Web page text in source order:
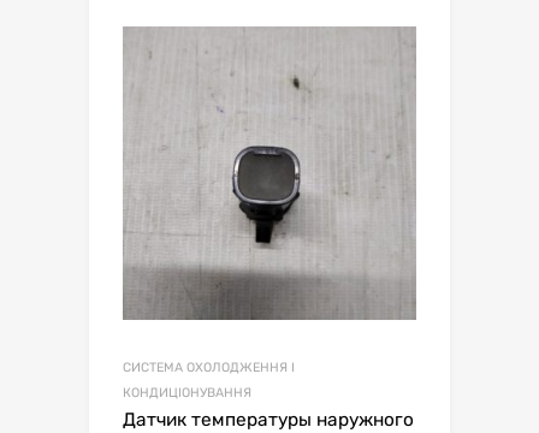
СИСТЕМА ОХОЛОДЖЕННЯ І
КОНДИЦІОНУВАННЯ
Датчик температуры наружного